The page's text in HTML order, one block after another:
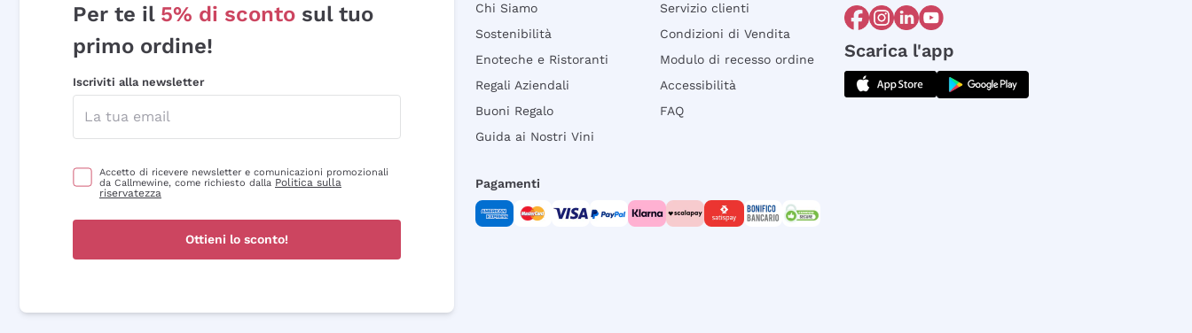
Per te il 5% di sconto sul tuo
primo ordine!
Iscriviti alla newsletter
Accetto di ricevere newsletter e comunicazioni promozionali
da Callmewine, come richiesto dalla Politica sulla
riservatezza
Ottieni lo sconto!
Chi Siamo
Sostenibilità
Enoteche e Ristoranti
Regali Aziendali
Buoni Regalo
Guida ai Nostri Vini
Servizio clienti
Condizioni di Vendita
Modulo di recesso ordine
Accessibilità
FAQ
Scarica l'app
Pagamenti